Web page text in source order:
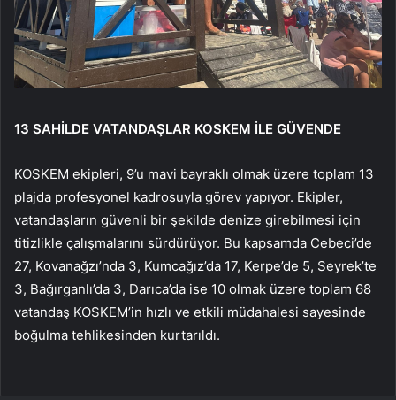
13 SAHİLDE VATANDAŞLAR KOSKEM İLE GÜVENDE
KOSKEM ekipleri, 9’u mavi bayraklı olmak üzere toplam 13
plajda profesyonel kadrosuyla görev yapıyor. Ekipler,
vatandaşların güvenli bir şekilde denize girebilmesi için
titizlikle çalışmalarını sürdürüyor. Bu kapsamda Cebeci’de
27, Kovanağzı’nda 3, Kumcağız’da 17, Kerpe’de 5, Seyrek’te
3, Bağırganlı’da 3, Darıca’da ise 10 olmak üzere toplam 68
vatandaş KOSKEM’in hızlı ve etkili müdahalesi sayesinde
boğulma tehlikesinden kurtarıldı.